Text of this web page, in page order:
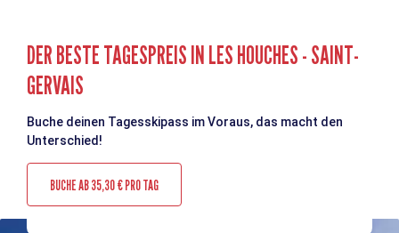
DER BESTE TAGESPREIS IN LES HOUCHES - SAINT-
GERVAIS
Buche deinen Tagesskipass im Voraus, das macht den
Unterschied!
BUCHE AB 35,30 € PRO TAG